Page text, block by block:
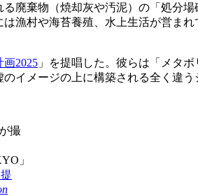
廃棄物（焼却灰や汚泥）の「処分
漁村や海苔養殖、水上生活が営ま
画2025 」を提唱した。彼らは「メタ
イメージの上に構築される全く違
撮
」